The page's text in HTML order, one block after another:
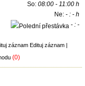
So:08:00 - 11:00 h
Ne:- : - h
- : -
Edituj záznam|
(0)